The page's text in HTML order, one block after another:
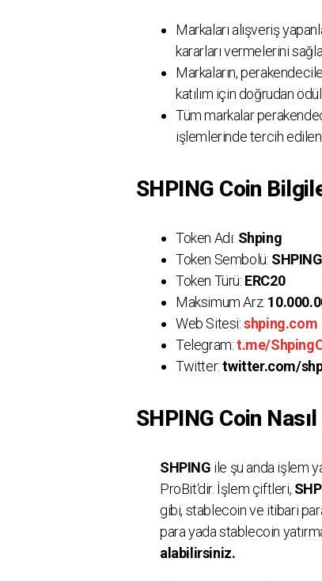
Markaları alışveriş
kararları vermelerini
Markaların,
katılım için doğrudan
Tüm markalar
işlemlerinde tercih
SHPING Coin
Token Adı: Shping
Token Sembolü: SHPING
Token Türü: ERC20
Maksimum Arz:
Web Sitesi:shping.com
Telegram:t.me/
Twitter:twitter.com/
SHPING Coin Nasıl
SHPING ile şu anda işlem
ProBit‘dir. İşlem çiftleri,
gibi, stablecoin ve itibari
para yada stablecoin
alabilirsiniz.